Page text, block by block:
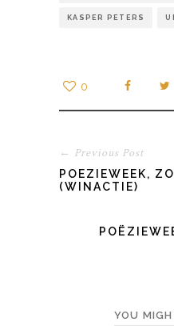
KASPER PETERS
0
← Previous Post
POEZIEWEEK,
(WINACTIE)
YOU